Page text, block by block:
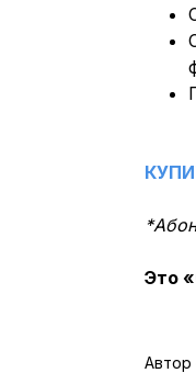
Это
Автор